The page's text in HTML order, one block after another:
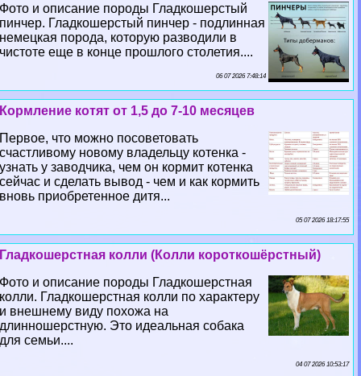
Фото и описание породы Гладкошерстый
пинчер. Гладкошерстый пинчер - подлинная
немецкая порода, которую разводили в
чистоте еще в конце прошлого столетия....
06 07 2026 7:48:14
Кормление котят от 1,5 до 7-10 месяцев
Первое, что можно посоветовать
счастливому новому владельцу котенка -
узнать у заводчика, чем он кормит котенка
сейчас и сделать вывод - чем и как кормить
вновь приобретенное дитя...
05 07 2026 18:17:55
Гладкошерстная колли (Колли короткошёрстный)
Фото и описание породы Гладкошерстная
колли. Гладкошерстная колли по хаpaктеру
и внешнему виду похожа на
длинношерстную. Это идеальная собака
для семьи....
04 07 2026 10:53:17